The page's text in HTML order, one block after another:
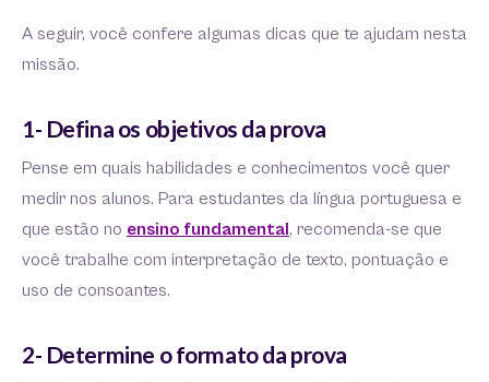
A seguir, você confere algumas dicas que te ajudam nesta
missão.
1- Defina os objetivos da prova
Pense em quais habilidades e conhecimentos você quer
medir nos alunos. Para estudantes da língua portuguesa e
que estão no ensino fundamental, recomenda-se que
você trabalhe com interpretação de texto, pontuação e
uso de consoantes.
2- Determine o formato da prova